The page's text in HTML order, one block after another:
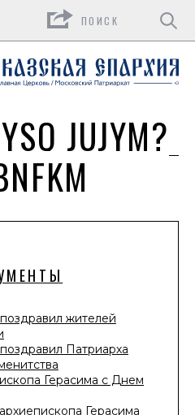
жителей
Патриарха
Герасима с Днем
Герасима
JUJYM?